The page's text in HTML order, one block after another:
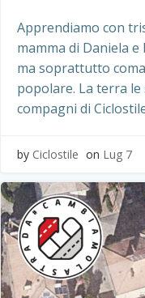
Apprendiamo con
mamma di Daniela e
ma soprattutto
popolare. La terra le
compagni di
by Ciclostile on Lug 7